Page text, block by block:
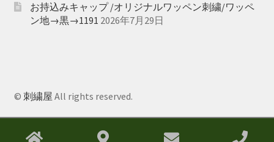
お持込みキャップ /オリジナルワッペン刺繍/ワッペ
ン地→黒→1191 2026年7月29日
© 刺繍屋 All rights reserved.